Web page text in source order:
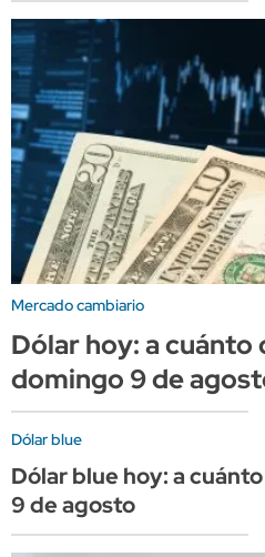
Mercado cambiario
Dólar hoy: a cuánto
domingo 9 de
Dólar blue
Dólar blue hoy: a
9 de agosto